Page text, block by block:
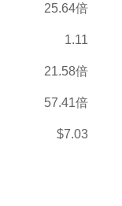
25.64倍
1.11
21.58倍
57.41倍
$7.03